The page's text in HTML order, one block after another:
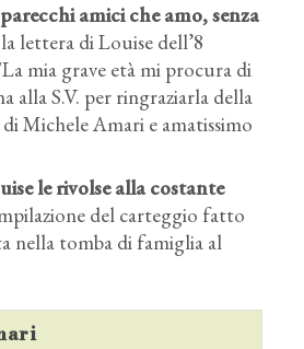
amici che amo, senza
lettera di Louise dell’8
mia grave età mi procura di
alla S.V. per ringraziarla della
Michele Amari e amatissimo
le rivolse alla costante
del carteggio fatto
nella tomba di famiglia al